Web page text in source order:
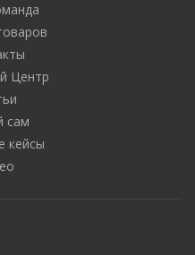
Центр
сам
кейсы